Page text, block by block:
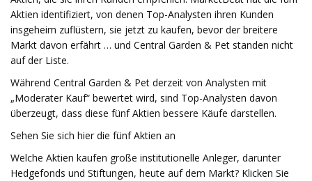
Aktien identifiziert, von denen Top-Analysten ihren Kunden
insgeheim zuflüstern, sie jetzt zu kaufen, bevor der breitere
Markt davon erfährt … und Central Garden & Pet standen nicht
auf der Liste.
Während Central Garden & Pet derzeit von Analysten mit
„Moderater Kauf“ bewertet wird, sind Top-Analysten davon
überzeugt, dass diese fünf Aktien bessere Käufe darstellen.
Sehen Sie sich hier die fünf Aktien an
Welche Aktien kaufen große institutionelle Anleger, darunter
Hedgefonds und Stiftungen, heute auf dem Markt? Klicken Sie